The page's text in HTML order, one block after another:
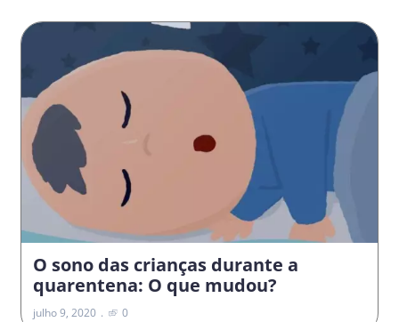
O sono das crianças durante a
quarentena: O que mudou?
julho 9, 2020 0